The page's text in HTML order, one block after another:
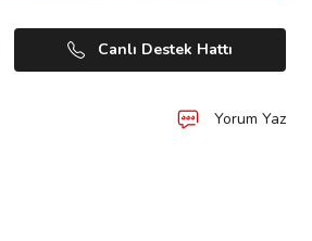
Canlı Destek Hattı
Yorum Yaz